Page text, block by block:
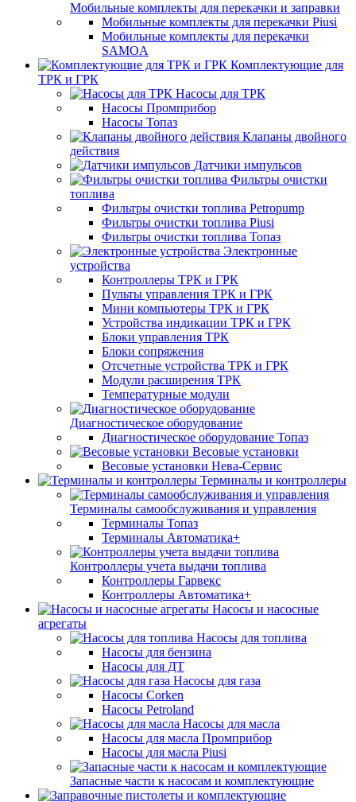
Мобильные комплекты для перекачки и заправки
Мобильные комплекты для перекачки Piusi
Мобильные комплекты для перекачки
SAMOA
Комплектующие для
ТРК и ГРК
Насосы для ТРК
Насосы Промприбор
Насосы Топаз
Клапаны двойного
действия
Датчики импульсов
Фильтры очистки
топлива
Фильтры очистки топлива Petropump
Фильтры очистки топлива Piusi
Фильтры очистки топлива Топаз
Электронные
устройства
Контроллеры ТРК и ГРК
Пульты управления ТРК и ГРК
Мини компьютеры ТРК и ГРК
Устройства индикации ТРК и ГРК
Блоки управления ТРК
Блоки сопряжения
Отсчетные устройства ТРК и ГРК
Модули расширения ТРК
Температурные модули
Диагностическое оборудование
Диагностическое оборудование Топаз
Весовые установки
Весовые установки Нева-Сервис
Терминалы и контроллеры
Терминалы самообслуживания и управления
Терминалы Топаз
Терминалы Автоматика+
Контроллеры учета выдачи топлива
Контроллеры Гарвекс
Контроллеры Автоматика+
Насосы и насосные
агрегаты
Насосы для топлива
Насосы для бензина
Насосы для ДТ
Насосы для газа
Насосы Corken
Насосы Petroland
Насосы для масла
Насосы для масла Промприбор
Насосы для масла Piusi
Запасные части к насосам и комплектующие